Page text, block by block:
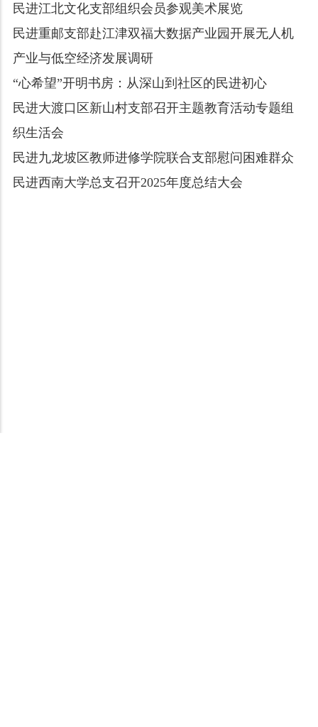
民进江北文化支部组织会员参观美术展览
民进重邮支部赴江津双福大数据产业园开展无人机
产业与低空经济发展调研
“心希望”开明书房：从深山到社区的民进初心
民进大渡口区新山村支部召开主题教育活动专题组
织生活会
民进九龙坡区教师进修学院联合支部慰问困难群众
民进西南大学总支召开2025年度总结大会